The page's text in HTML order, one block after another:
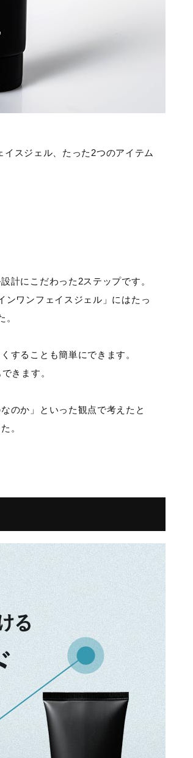
スジェル、たった2つのアイテム
計にこだわった2ステップです。
ンワンフェイスジェル」にはたっ
することも簡単にできます。
きます。
のか」といった観点で考えたと
。